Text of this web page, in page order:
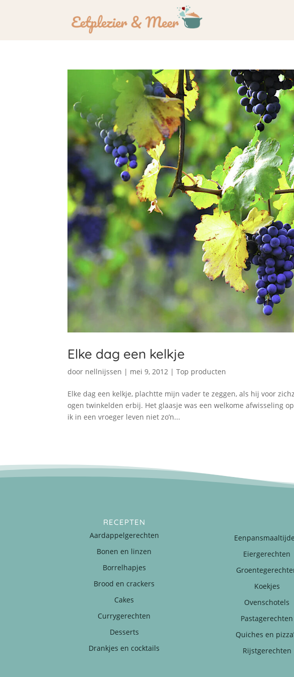
Elke dag een kelkje
door nellnijssen | mei 9, 2012 |Top producten
Elke dag een kelkje, plachtte mijn vader te zeggen, als hij voor
ogen twinkelden erbij. Het glaasje was een welkome afwisseling
ik in een vroeger leven niet zo’n...
RECEPTEN
Aardappelgerechten
Bonen en linzen
Borrelhapjes
Brood en crackers
Cakes
Currygerechten
Desserts
Drankjes en cocktails
Eiergerechten
Koekjes
Ovenschotels
Pastagerechten
Quiches en
Rijstgerechten